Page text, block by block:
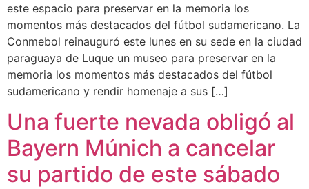
este espacio para preservar en la memoria los
momentos más destacados del fútbol sudamericano. La
Conmebol reinauguró este lunes en su sede en la ciudad
paraguaya de Luque un museo para preservar en la
memoria los momentos más destacados del fútbol
sudamericano y rendir homenaje a sus […]
Una fuerte nevada obligó al
Bayern Múnich a cancelar
su partido de este sábado